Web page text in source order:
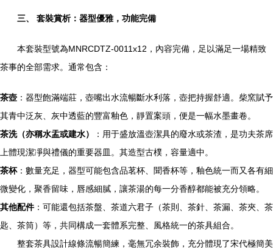
三、 套裝賞析：器型優雅，功能完備
本套裝型號為MNRCDTZ-0011x12，內容完備，足以滿足一場精致
茶事的全部需求。通常包含：
茶壺 ：器型飽滿端莊，壺嘴出水流暢斷水利落，壺把持握舒適。柴窯賦予
其青中泛灰、灰中透藍的豐富釉色，靜置案頭，便是一幅水墨畫卷。
茶洗（亦稱水盂或建水）
：用于盛放溫壺潔具的廢水或茶渣，是功夫茶席
上體現潔凈與禮儀的重要器皿。其造型古樸，容量適中。
茶杯：數量充足，器型可能包含品茗杯、聞香杯等，釉色統一而又各有細
微變化，聚香留味，唇感細膩，讓茶湯的每一分香醇都能被充分領略。
其他配件：可能還包括茶盤、茶道六君子（茶則、茶針、茶漏、茶夾、茶
匙、茶筒）等，共同構成一套體系完整、風格統一的茶具組合。
整套茶具設計線條流暢簡練，毫無冗余裝飾，充分體現了宋代極簡美